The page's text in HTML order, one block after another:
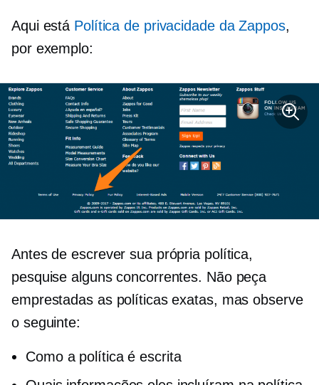
Aqui está Política de privacidade da Zappos,
por exemplo:
Antes de escrever sua própria política,
pesquise alguns concorrentes. Não peça
emprestadas as políticas exatas, mas observe
o seguinte:
Como a política é escrita